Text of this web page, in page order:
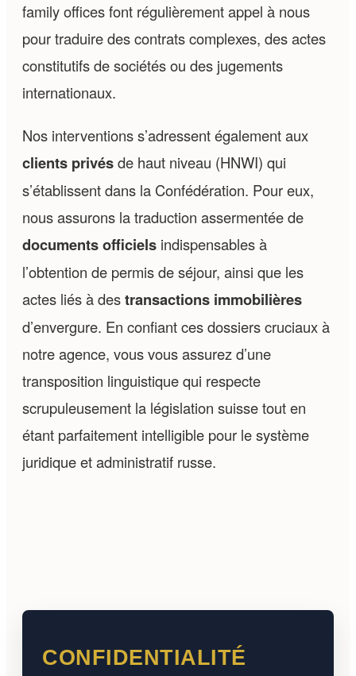
family offices font régulièrement appel à nous
pour traduire des contrats complexes, des actes
constitutifs de sociétés ou des jugements
internationaux.
Nos interventions s’adressent également aux
clients privésde haut niveau (HNWI) qui
s’établissent dans la Confédération. Pour eux,
nous assurons la traduction assermentée de
documents officiels indispensables à
l’obtention de permis de séjour, ainsi que les
actes liés à destransactions immobilières
d’envergure. En confiant ces dossiers cruciaux à
notre agence, vous vous assurez d’une
transposition linguistique qui respecte
scrupuleusement la législation suisse tout en
étant parfaitement intelligible pour le système
juridique et administratif russe.
CONFIDENTIALITÉ